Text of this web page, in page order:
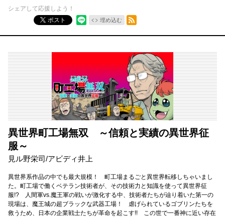
シェアして応援しよう！
ポスト
埋め込む
RSSフィード
異世界町工場無双 ～信頼と実績の異世界征
服～
見ル野栄司/アビディ井上
異世界系作品の中でも最大規模！ 町工場まるごと異世界転移しちゃいまし
た。町工場で働くベテラン技術者が、その技術力と知識を使って異世界征
服!? 人間軍vs.魔王軍の戦いが激化する中、技術者たちが辿り着いた第一の
現場は、魔王城の超ブラックな武器工場！ 虐げられているゴブリンたちを
救うため、日本の企業戦士たちが革命を起こす!! この世で一番神に近い存在